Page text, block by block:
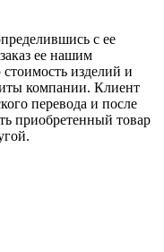
с ее
ее нашим
изделий и
компании. Клиент
перевода и после
приобретенный товар